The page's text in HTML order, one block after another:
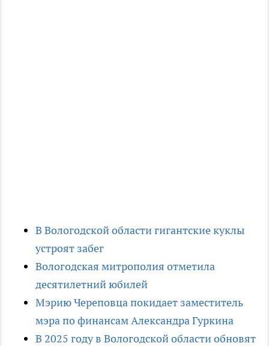
В Вологодской области гигантские куклы
устроят забег
Вологодская митрополия отметила
десятилетний юбилей
Мэрию Череповца покидает заместитель
мэра по финансам Александра Гуркина
В 2025 году в Вологодской области обновят